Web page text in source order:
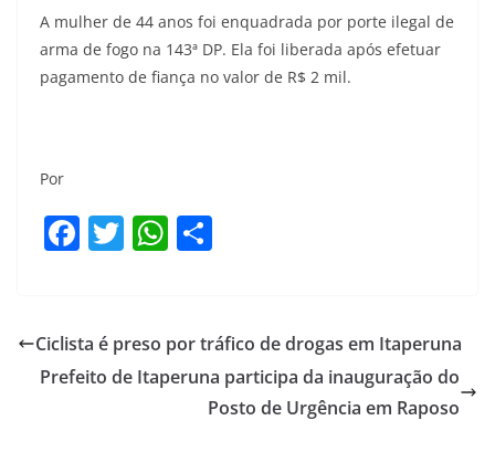
A mulher de 44 anos foi enquadrada por porte ilegal de
arma de fogo na 143ª DP. Ela foi liberada após efetuar
pagamento de fiança no valor de R$ 2 mil.
Por
F
e
b
T
er
W
s
A
e
Ciclista é preso por tráfico de drogas em Itaperuna
Prefeito de Itaperuna participa da inauguração do
Posto de Urgência em Raposo